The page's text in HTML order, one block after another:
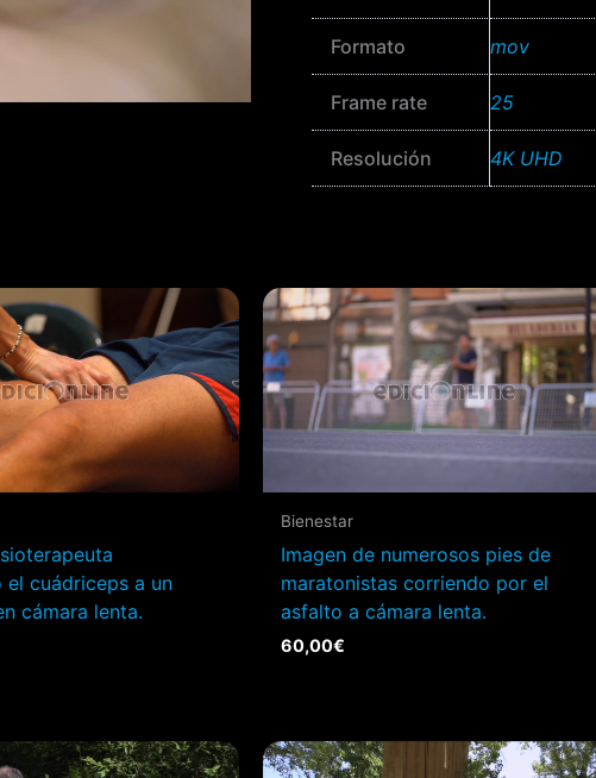
Formato mov
Frame rate 25
Resolución 4K UHD
el cuádriceps a un
cámara lenta.
Bienestar
Imagen de numerosos pies de
maratonistas corriendo por el
asfalto a cámara lenta.
60,00€